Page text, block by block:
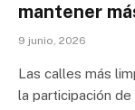
mantener
9 junio, 2026
Las calles más
la participación